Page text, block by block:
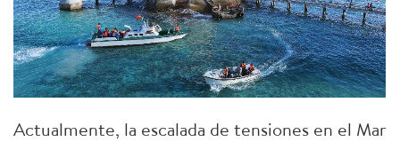
Actualmente, la escalada de tensiones en el Mar